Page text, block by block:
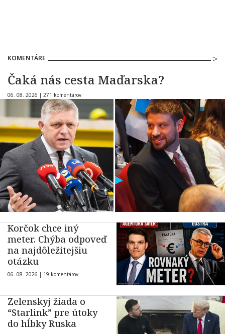
KOMENTÁRE
Čaká nás cesta Maďarska?
06. 08. 2026 | 271 komentárov
Korčok chce iný
meter. Chýba odpoveď
na najdôležitejšiu
otázku
06. 08. 2026 | 19 komentárov
Zelenskyj žiada o
“Starlink” pre útoky
do hĺbky Ruska